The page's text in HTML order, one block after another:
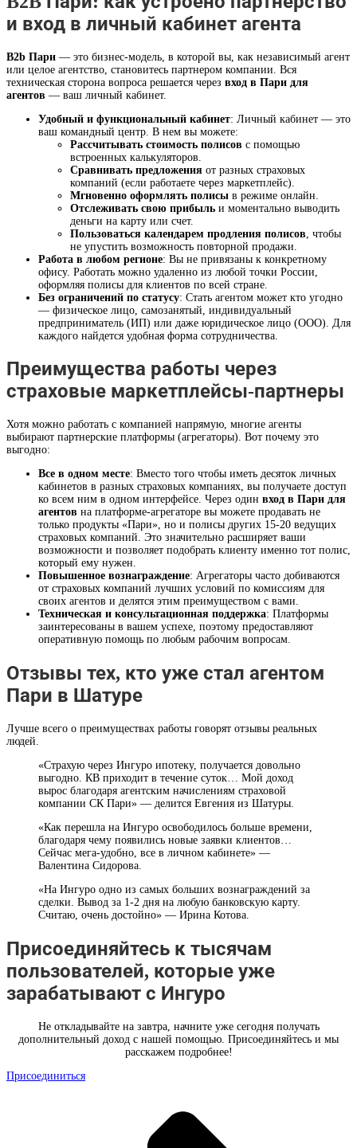
и вход в личный кабинет агента
B2b Пари — это бизнес-модель, в которой вы, как независимый агент
или целое агентство, становитесь партнером компании. Вся
техническая сторона вопроса решается через вход в Пари для
агентов — ваш личный кабинет.
Удобный и функциональный кабинет: Личный кабинет — это
ваш командный центр. В нем вы можете:
Рассчитывать стоимость полисов с помощью
встроенных калькуляторов.
Сравнивать предложения от разных страховых
компаний (если работаете через маркетплейс).
Мгновенно оформлять полисы в режиме онлайн.
Отслеживать свою прибыль и моментально выводить
деньги на карту или счет.
Пользоваться календарем продления полисов , чтобы
не упустить возможность повторной продажи.
Работа в любом регионе: Вы не привязаны к конкретному
офису. Работать можно удаленно из любой точки России,
оформляя полисы для клиентов по всей стране.
Без ограничений по статусу: Стать агентом может кто угодно
— физическое лицо, самозанятый, индивидуальный
предприниматель (ИП) или даже юридическое лицо (ООО). Для
каждого найдется удобная форма сотрудничества.
Преимущества работы через
страховые маркетплейсы-партнеры
Хотя можно работать с компанией напрямую, многие агенты
выбирают партнерские платформы (агрегаторы). Вот почему это
выгодно:
Все в одном месте: Вместо того чтобы иметь десяток личных
кабинетов в разных страховых компаниях, вы получаете доступ
ко всем ним в одном интерфейсе. Через один вход в Пари для
агентов на платформе-агрегаторе вы можете продавать не
только продукты «Пари», но и полисы других 15-20 ведущих
страховых компаний. Это значительно расширяет ваши
возможности и позволяет подобрать клиенту именно тот полис,
который ему нужен.
Повышенное вознаграждение: Агрегаторы часто добиваются
от страховых компаний лучших условий по комиссиям для
своих агентов и делятся этим преимуществом с вами.
Техническая и консультационная поддержка: Платформы
заинтересованы в вашем успехе, поэтому предоставляют
оперативную помощь по любым рабочим вопросам.
Отзывы тех, кто уже стал агентом
Пари в Шатуре
Лучше всего о преимуществах работы говорят отзывы реальных
людей.
«Страхую через Ингуро ипотеку, получается довольно
выгодно. КВ приходит в течение суток… Мой доход
вырос благодаря агентским начислениям страховой
компании СК Пари» — делится Евгения из Шатуры.
«Как перешла на Ингуро освободилось больше времени,
благодаря чему появились новые заявки клиентов…
Сейчас мега-удобно, все в личном кабинете» —
Валентина Сидорова.
«На Ингуро одно из самых больших вознаграждений за
сделки. Вывод за 1-2 дня на любую банковскую карту.
Считаю, очень достойно» — Ирина Котова.
Присоединяйтесь к тысячам
пользователей, которые уже
зарабатывают с Ингуро
Не откладывайте на завтра, начните уже сегодня получать
дополнительный доход с нашей помощью. Присоединяйтесь и мы
расскажем подробнее!
Присоединиться